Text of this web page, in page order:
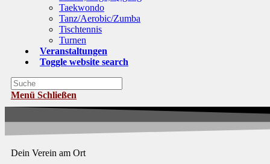
Taekwondo
Tanz/Aerobic/Zumba
Tischtennis
Turnen
Veranstaltungen
Toggle website search
Menü Schließen
Dein Verein am Ort